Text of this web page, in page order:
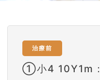
治療前
①小4 10Y1m